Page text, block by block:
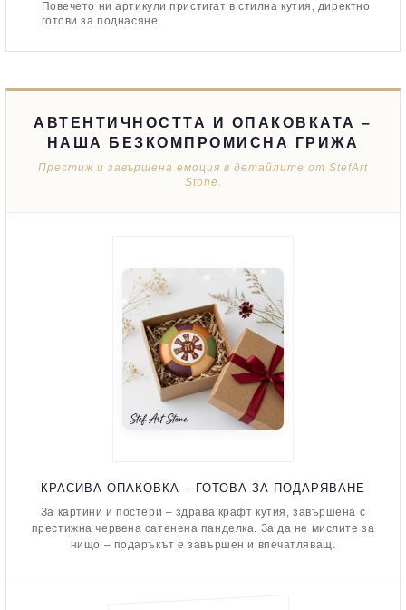
Повечето ни артикули пристигат в стилна кутия, директно
готови за поднасяне.
АВТЕНТИЧНОСТТА И ОПАКОВКАТА –
НАША БЕЗКОМПРОМИСНА ГРИЖА
Престиж и завършена емоция в детайлите от StefArt
Stone.
КРАСИВА ОПАКОВКА – ГОТОВА ЗА ПОДАРЯВАНЕ
За картини и постери – здрава крафт кутия, завършена с
престижна червена сатенена панделка. За да не мислите за
нищо – подаръкът е завършен и впечатляващ.